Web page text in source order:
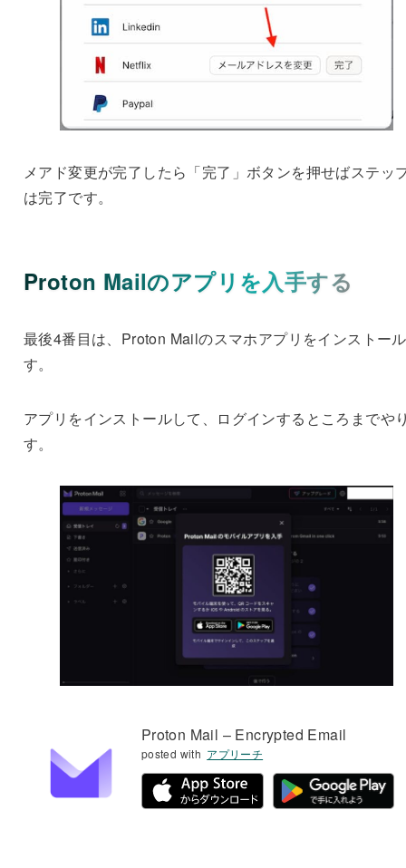
メアド変更が完了したら「完了」ボタンを押せばステッ
は完了です。
Proton Mailのアプリを入手する
最後4番目は、Proton Mailのスマホアプリをインストー
す。
アプリをインストールして、ログインするところまでや
す。
Proton Mail – Encrypted Email
posted with アプリーチ